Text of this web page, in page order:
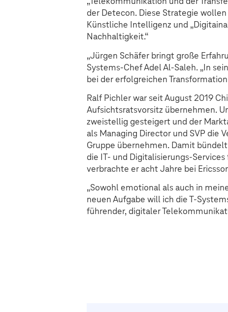
der Detecon. Diese Strategie
Künstliche Intelligenz und
Nachhaltigkeit.“
„Jürgen Schäfer bringt große
Systems-Chef Adel Al-Saleh. „In
bei der erfolgreichen
Ralf Pichler war seit August 2019
Aufsichtsratsvorsitz übernehmen.
zweistellig gesteigert und der
als Managing Director und SVP die
Gruppe übernehmen. Damit
die IT- und Digitalisierungs-
verbrachte er acht Jahre bei
„Sowohl emotional als auch in
neuen Aufgabe will ich die T-
führender, digitaler